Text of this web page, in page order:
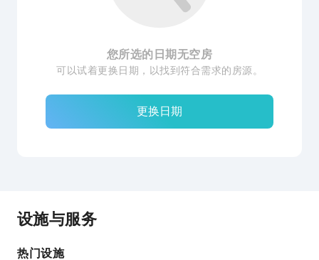
您所选的日期无空房
可以试着更换日期，以找到符合需求的房源。
更换日期
设施与服务
热门设施